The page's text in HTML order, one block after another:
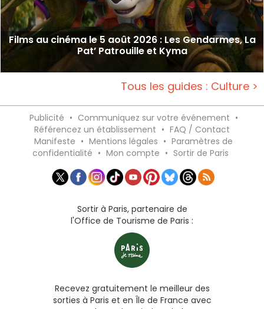
Films au cinéma le 5 août 2026 : Les Gendarmes, La
Pat’ Patrouille et Kyma
Tous les guides : Culture >
Publicité • Communiquez sur votre événement •
Référencez un établissement • FAQ / Contact
Manifeste • Mentions légales • Paramètres de
confidentialité • Mon compte • Sortir de Paris
Sortir à Paris, partenaire de
l'Office de Tourisme de Paris :
Recevez gratuitement le meilleur des
sorties à Paris et en Île de France avec